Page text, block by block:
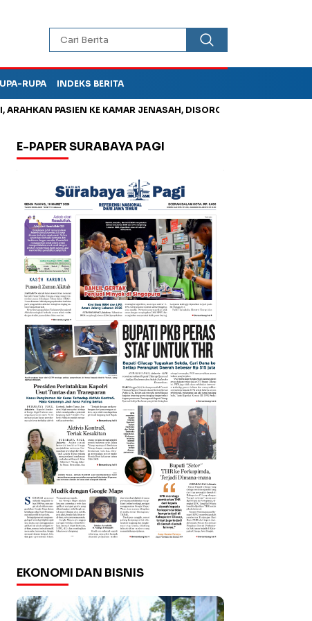
RUPA INDEKS BERITA
PASIEN KE KAMAR JENASAH, DISOROT
E-PAPER SURABAYA PAGI
EKONOMI DAN BISNIS